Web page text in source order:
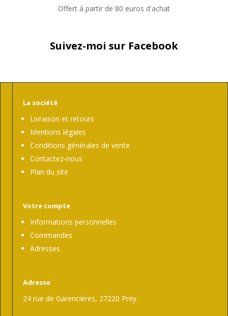
Offert à partir de 80 euros d'achat
Suivez-moi sur Facebook
La société
Livraison et retours
Mentions légales
Conditions générales de vente
Contactez-nous
Plan du site
Votre compte
Informations personnelles
Commandes
Adresses
Adresse
24 rue de Garencières, 27220 Prey